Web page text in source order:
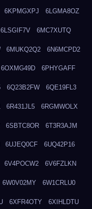
6KPMGXPJ 6LGMA8OZ
6LSGIF7V 6MC7XUTQ
6MUKQ2Q2 6N6MCPD2
6OXMG49D 6PHYGAFF
6Q23B2FW 6QE19FL3
6R431JL5 6RGMWOLX
6SBTC8OR 6T3R3AJM
6UJEQ0CF 6UQ42P16
6V4POCW2 6V6FZLKN
6W0V02MY 6W1CRLU0
6XFR4OTY 6XIHLDTU